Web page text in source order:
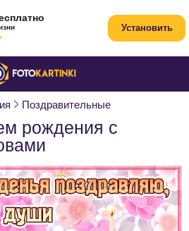
Поздравительные
рождения с
Установить